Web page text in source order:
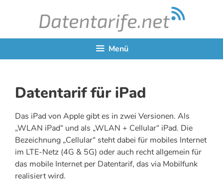
Menü
Datentarif für iPad
Das iPad von Apple gibt es in zwei Versionen. Als
„WLAN iPad“ und als „WLAN + Cellular“ iPad. Die
Bezeichnung „Cellular“ steht dabei für mobiles Internet
im LTE-Netz (4G & 5G) oder auch recht allgemein für
das mobile Internet per Datentarif, das via Mobilfunk
realisiert wird.